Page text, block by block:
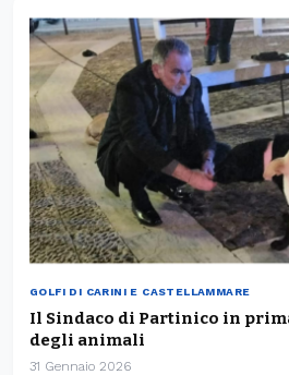
GOLFI DI CARINI E CASTELLAMMARE
Il Sindaco di Partinico in
degli animali
31 Gennaio 2026